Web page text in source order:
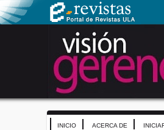
INICIO ACERCA DE